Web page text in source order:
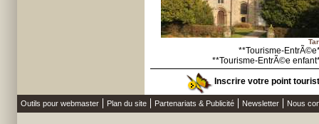
**Tourisme-
**Tourisme-EntrÃ©e
Inscrire votre point
Outils pour webmaster Plan du site Partenariats & Publicité Newsletter Nous